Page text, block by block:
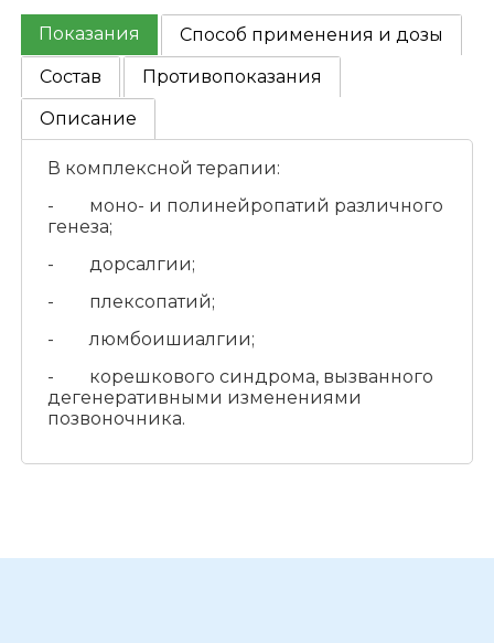
Показания
Способ применения и дозы
Состав
Противопоказания
Описание
В комплексной терапии:
- моно- и полинейропатий различного
генеза;
- дорсалгии;
- плексопатий;
- люмбоишиалгии;
- корешкового синдрома, вызванного
дегенеративными изменениями
позвоночника.